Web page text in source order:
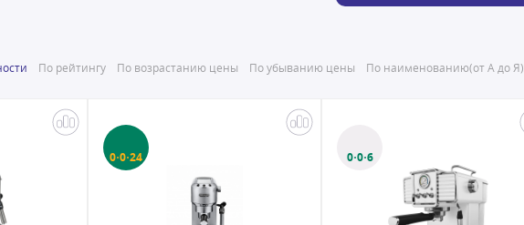
По рейтингу По возрастанию цены По убыванию цены По наименованию(от А до Я)
0·0·24 0·0·6